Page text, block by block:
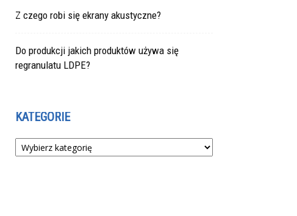
Z czego robi się ekrany akustyczne?
Do produkcji jakich produktów używa się
regranulatu LDPE?
KATEGORIE
Kategorie